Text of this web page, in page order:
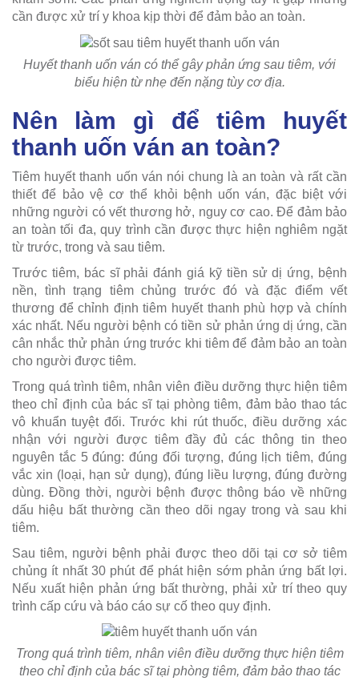
cần được xử trí y khoa kịp thời để đảm bảo an toàn.
Huyết thanh uốn ván có thể gây phản ứng sau tiêm, với
biểu hiện từ nhẹ đến nặng tùy cơ địa.
Nên làm gì để tiêm huyết
thanh uốn ván an toàn?
Tiêm huyết thanh uốn ván nói chung là an toàn và rất cần
thiết để bảo vệ cơ thể khỏi bệnh uốn ván, đặc biệt với
những người có vết thương hở, nguy cơ cao. Để đảm bảo
an toàn tối đa, quy trình cần được thực hiện nghiêm ngặt
từ trước, trong và sau tiêm.
Trước tiêm, bác sĩ phải đánh giá kỹ tiền sử dị ứng, bệnh
nền, tình trạng tiêm chủng trước đó và đặc điểm vết
thương để chỉnh định tiêm huyết thanh phù hợp và chính
xác nhất. Nếu người bệnh có tiền sử phản ứng dị ứng, cần
cân nhắc thử phản ứng trước khi tiêm để đảm bảo an toàn
cho người được tiêm.
Trong quá trình tiêm, nhân viên điều dưỡng thực hiện tiêm
theo chỉ định của bác sĩ tại phòng tiêm, đảm bảo thao tác
vô khuẩn tuyệt đối. Trước khi rút thuốc, điều dưỡng xác
nhận với người được tiêm đầy đủ các thông tin theo
nguyên tắc 5 đúng: đúng đối tượng, đúng lịch tiêm, đúng
vắc xin (loại, hạn sử dụng), đúng liều lượng, đúng đường
dùng. Đồng thời, người bệnh được thông báo về những
dấu hiệu bất thường cần theo dõi ngay trong và sau khi
tiêm.
Sau tiêm, người bệnh phải được theo dõi tại cơ sở tiêm
chủng ít nhất 30 phút để phát hiện sớm phản ứng bất lợi.
Nếu xuất hiện phản ứng bất thường, phải xử trí theo quy
trình cấp cứu và báo cáo sự cố theo quy định.
Trong quá trình tiêm, nhân viên điều dưỡng thực hiện tiêm
theo chỉ định của bác sĩ tại phòng tiêm, đảm bảo thao tác